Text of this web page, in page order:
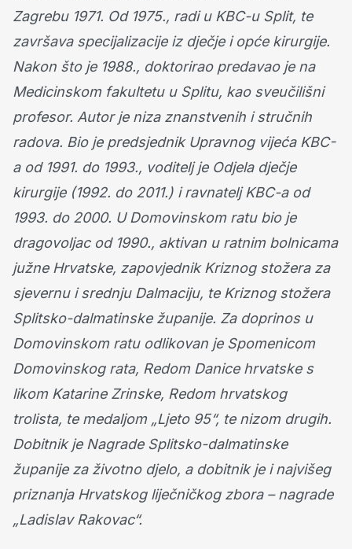
Zagrebu 1971. Od 1975., radi u KBC-u Split, te
završava specijalizacije iz dječje i opće kirurgije.
Nakon što je 1988., doktorirao predavao je na
Medicinskom fakultetu u Splitu, kao sveučilišni
profesor. Autor je niza znanstvenih i stručnih
radova. Bio je predsjednik Upravnog vijeća KBC-
a od 1991. do 1993., voditelj je Odjela dječje
kirurgije (1992. do 2011.) i ravnatelj KBC-a od
1993. do 2000. U Domovinskom ratu bio je
dragovoljac od 1990., aktivan u ratnim bolnicama
južne Hrvatske, zapovjednik Kriznog stožera za
sjevernu i srednju Dalmaciju, te Kriznog stožera
Splitsko-dalmatinske županije. Za doprinos u
Domovinskom ratu odlikovan je Spomenicom
Domovinskog rata, Redom Danice hrvatske s
likom Katarine Zrinske, Redom hrvatskog
trolista, te medaljom „Ljeto 95“, te nizom drugih.
Dobitnik je Nagrade Splitsko-dalmatinske
županije za životno djelo, a dobitnik je i najvišeg
priznanja Hrvatskog liječničkog zbora – nagrade
„Ladislav Rakovac“.